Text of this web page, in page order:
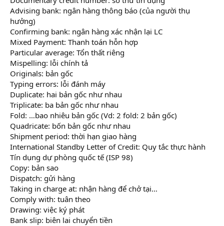
Advising bank: ngân hàng thông báo (của người thụ
hưởng)
Confirming bank: ngân hàng xác nhận lại LC
Mixed Payment: Thanh toán hỗn hợp
Particular average: Tổn thất riêng
Mispelling: lỗi chính tả
Originals: bản gốc
Typing errors: lỗi đánh máy
Duplicate: hai bản gốc như nhau
Triplicate: ba bản gốc như nhau
Fold: …bao nhiêu bản gốc (Vd: 2 fold: 2 bản gốc)
Quadricate: bốn bản gốc như nhau
Shipment period: thời hạn giao hàng
International Standby Letter of Credit: Quy tắc thực hành
Tín dụng dự phòng quốc tế (ISP 98)
Copy: bản sao
Dispatch: gửi hàng
Taking in charge at: nhận hàng để chở tại…
Comply with: tuân theo
Drawing: việc ký phát
Bank slip: biên lai chuyển tiền